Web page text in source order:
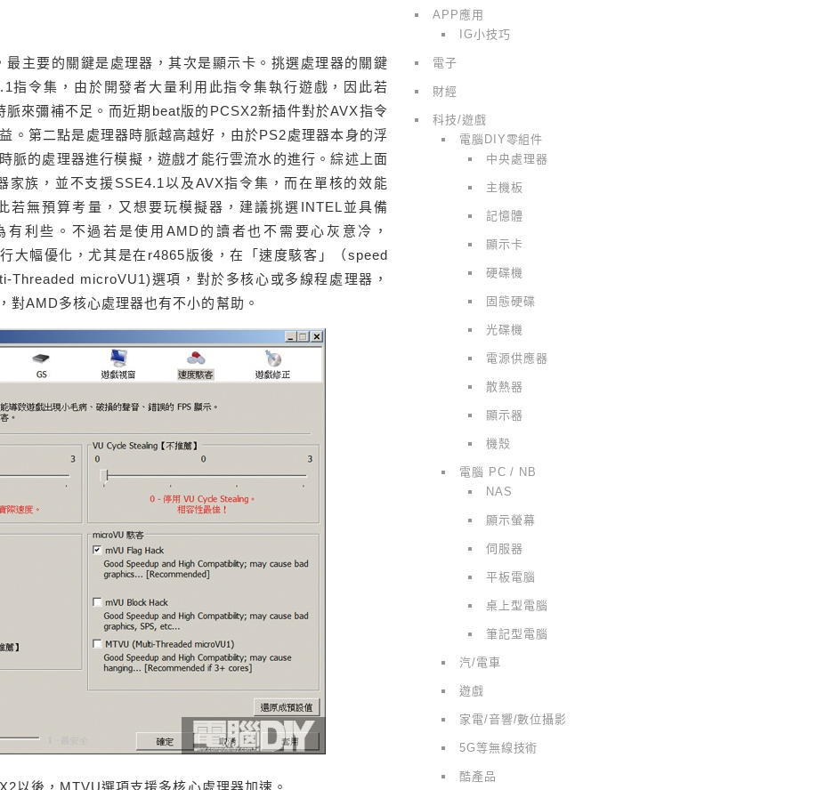
主要的關鍵是處理器，其次是顯示卡。挑選處理器的關鍵
指令集，由於開發者大量利用此指令集執行遊戲，因此若
來彌補不足。而近期beat版的PCSX2新插件對於AVX指令
。第二點是處理器時脈越高越好，由於PS2處理器本身的浮
脈的處理器進行模擬，遊戲才能行雲流水的進行。綜述上面
家族，並不支援SSE4.1以及AVX指令集，而在單核的效能
若無預算考量，又想要玩模擬器，建議挑選INTEL並具備
利些。不過若是使用AMD的讀者也不需要心灰意冷，
大幅優化，尤其是在r4865版後，在「速度駭客」（speed
Threaded microVU1)選項，對於多核心或多線程處理器，
對AMD多核心處理器也有不小的幫助。
以後，MTVU選項支援多核心處理器加速。
APP應用
IG小技巧
電子
財經
科技/遊戲
電腦DIY零組件
中央處理器
主機板
記憶體
顯示卡
硬碟機
固態硬碟
光碟機
電源供應器
散熱器
顯示器
機殼
電腦 PC / NB
NAS
顯示螢幕
伺服器
平板電腦
桌上型電腦
筆記型電腦
汽/電車
遊戲
家電/音響/數位攝影
5G等無線技術
酷產品